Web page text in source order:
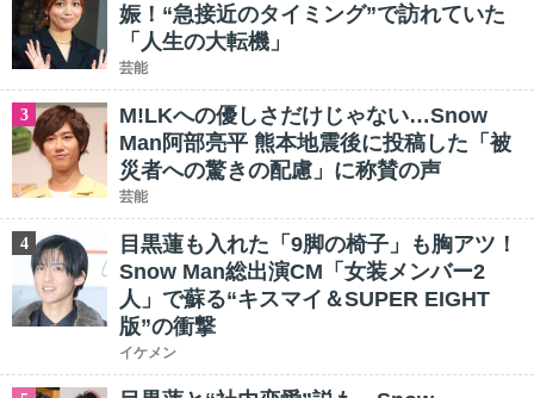
娠！“急接近のタイミング”で訪れていた
「人生の大転機」
芸能
3
M!LKへの優しさだけじゃない…Snow
Man阿部亮平 熊本地震後に投稿した「被
災者への驚きの配慮」に称賛の声
芸能
4
目黒蓮も入れた「9脚の椅子」も胸アツ！
Snow Man総出演CM「女装メンバー2
人」で蘇る“キスマイ＆SUPER EIGHT
版”の衝撃
イケメン